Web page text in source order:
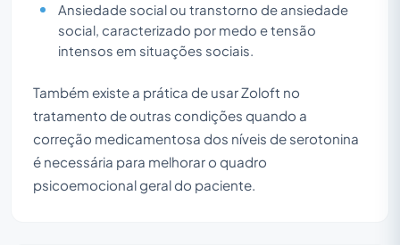
Ansiedade social ou transtorno de ansiedade
social, caracterizado por medo e tensão
intensos em situações sociais.
Também existe a prática de usar Zoloft no
tratamento de outras condições quando a
correção medicamentosa dos níveis de serotonina
é necessária para melhorar o quadro
psicoemocional geral do paciente.